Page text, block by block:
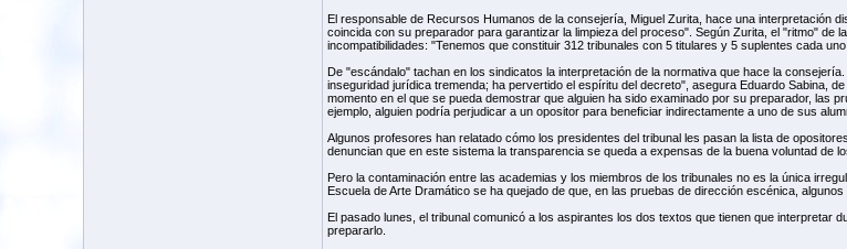
El responsable de Recursos Humanos de la consejería, Miguel Zurita, hace una interpretación
coincida con su preparador para garantizar la limpieza del proceso". Según Zurita, el "ritmo"
incompatibilidades: "Tenemos que constituir 312 tribunales con 5 titulares y 5 suplentes cada
De "escándalo" tachan en los sindicatos la interpretación de la normativa que hace la
inseguridad jurídica tremenda; ha pervertido el espíritu del decreto", asegura Eduardo Sabina,
momento en el que se pueda demostrar que alguien ha sido examinado por su preparador, las
ejemplo, alguien podría perjudicar a un opositor para beneficiar indirectamente a uno de sus
Algunos profesores han relatado cómo los presidentes del tribunal les pasan la lista de
denuncian que en este sistema la transparencia se queda a expensas de la buena voluntad de
Pero la contaminación entre las academias y los miembros de los tribunales no es la única
Escuela de Arte Dramático se ha quejado de que, en las pruebas de dirección escénica,
El pasado lunes, el tribunal comunicó a los aspirantes los dos textos que tienen que
prepararlo.